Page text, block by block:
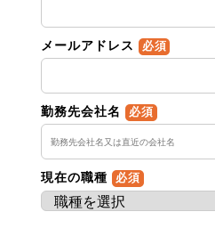
メールアドレス 必須
勤務先会社名 必須
現在の職種 必須